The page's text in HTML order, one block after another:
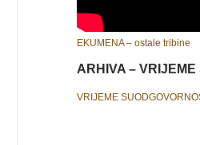
EKUMENA – ostale tribine
ARHIVA – VRIJEME
VRIJEME